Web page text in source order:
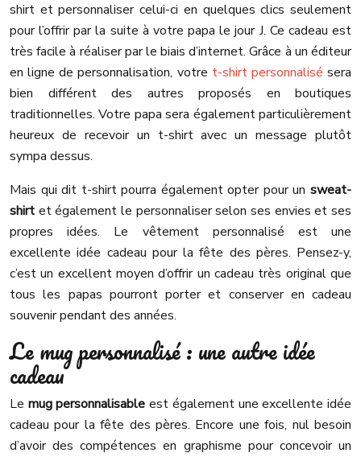
shirt et personnaliser celui-ci en quelques clics seulement
pour l’offrir par la suite à votre papa le jour J. Ce cadeau est
très facile à réaliser par le biais d’internet. Grâce à un éditeur
en ligne de personnalisation, votre t-shirt personnalisé sera
bien différent des autres proposés en boutiques
traditionnelles. Votre papa sera également particulièrement
heureux de recevoir un t-shirt avec un message plutôt
sympa dessus.
Mais qui dit t-shirt pourra également opter pour un sweat-
shirt et également le personnaliser selon ses envies et ses
propres idées. Le vêtement personnalisé est une
excellente idée cadeau pour la fête des pères. Pensez-y,
c’est un excellent moyen d’offrir un cadeau très original que
tous les papas pourront porter et conserver en cadeau
souvenir pendant des années.
Le mug personnalisé : une autre idée
cadeau
Le mug personnalisable est également une excellente idée
cadeau pour la fête des pères. Encore une fois, nul besoin
d’avoir des compétences en graphisme pour concevoir un